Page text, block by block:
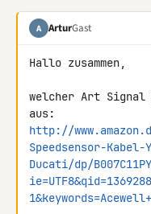
A ArturGast
Hallo zusammen,
welcher Art Signal
http://
Speedsensor-Kabel-
Ducati/dp/